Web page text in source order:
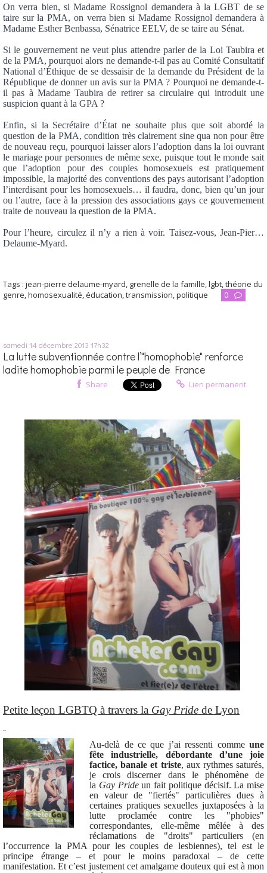
On verra bien, si Madame Rossignol demandera à la LGBT de se
taire sur la PMA, on verra bien si Madame Rossignol demandera à
Madame Esther Benbassa, Sénatrice EELV, de se taire au Sénat.
Si le gouvernement ne veut plus attendre parler de la Loi Taubira et
de la PMA, pourquoi alors ne demande-t-il pas au Comité Consultatif
National d’Éthique de se dessaisir de la demande du Président de la
République de donner un avis sur la PMA ? Pourquoi ne demande-t-
il pas à Madame Taubira de retirer sa circulaire qui introduit une
suspicion quant à la GPA ?
Enfin, si la Secrétaire d’État ne souhaite plus que soit abordé la
question de la PMA, condition très clairement sine qua non pour être
de nouveau reçu, pourquoi laisser alors l’adoption dans la loi ouvrant
le mariage pour personnes de même sexe, puisque tout le monde sait
que l’adoption pour des couples homosexuels est pratiquement
impossible, la majorité des conventions des pays autorisant l’adoption
l’interdisant pour les homosexuels… il faudra, donc, bien qu’un jour
ou l’autre, face à la pression des associations gays ce gouvernement
traite de nouveau la question de la PMA.
Pour l’heure, circulez il n’y a rien à voir. Taisez-vous, Jean-Pier…
Delaume-Myard.
Tags : jean-pierre delaume-myard, grenelle de la famille,lgbt,théorie du
genre,homosexualité,éducation,transmission,politique 0
samedi 14 décembre 2013 17h32
La lutte subventionnée contre l’"homophobie" renforce
ladite homophobie parmi le peuple de France
Share Lien permanent
Petite leçon LGBTQ à travers la Gay Pride de Lyon
Au-delà de ce que j’ai ressenti comme une
fête industrielle, débordante d’une joie
factice, banale et triste, aux rythmes saturés,
je crois discerner dans le phénomène de
la Gay Pride un fait politique décisif. La mise
en valeur de "fiertés" particulières dues à
certaines pratiques sexuelles juxtaposées à la
lutte proclamée contre les "phobies"
correspondantes, elle-même mêlée à des
réclamations de "droits" particuliers (en
l’occurrence la PMA pour les couples de lesbiennes), tel est le
principe étrange – et pour le moins paradoxal – de cette
manifestation. Et c’est justement cet amalgame douteux qui est à mon